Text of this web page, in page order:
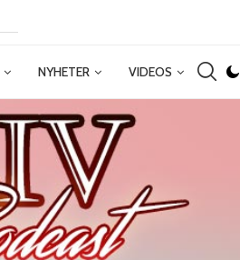
NYHETER VIDEOS